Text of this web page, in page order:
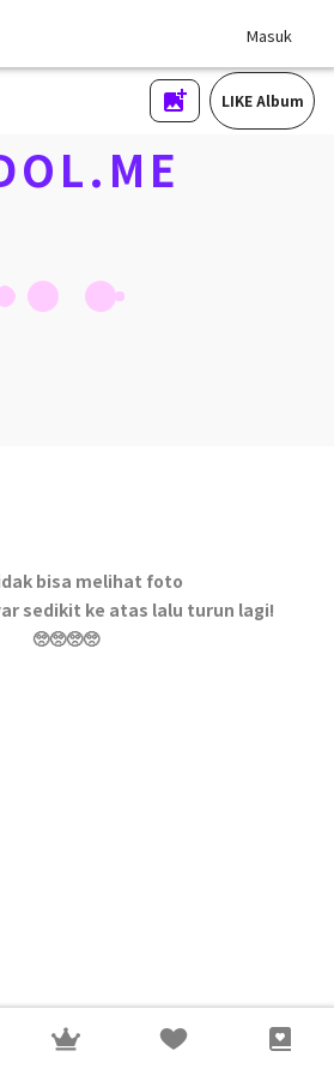
Masuk
LIKE Album
bisa melihat foto
sedikit ke atas lalu turun lagi!
🥺🥺🥺🥺